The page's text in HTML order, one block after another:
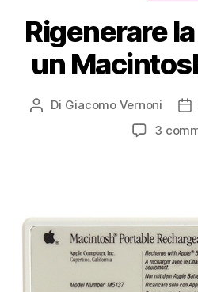
Rigenerare
un
Autore
Di Giacomo Vernoni
3